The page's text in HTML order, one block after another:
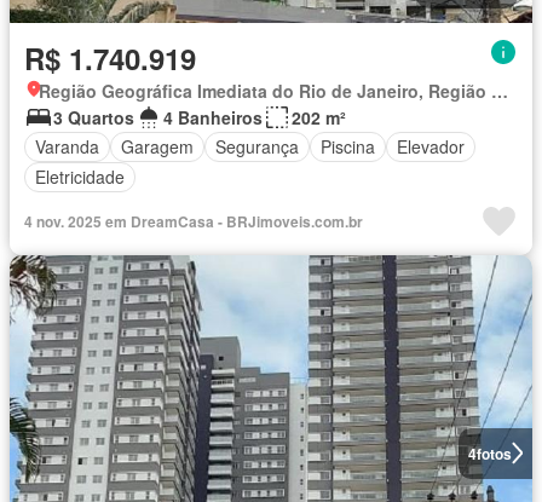
R$ 1.740.919
Região Geográfica Imediata do Rio de Janeiro, Região Metropolitana do Rio de Janeiro
3 Quartos
4 Banheiros
202 m²
Varanda
Garagem Segurança Piscina
Elevador
Eletricidade
4 nov. 2025 em DreamCasa - BRJimoveis.com.br
4fotos